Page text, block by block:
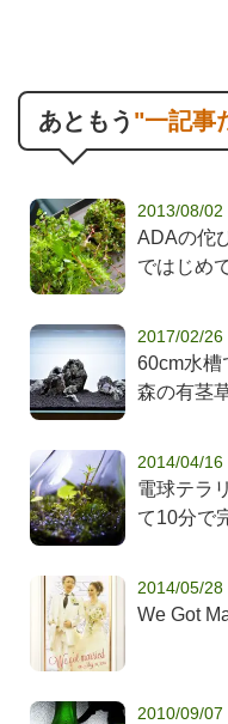
あともう "一記事
2013/08/02
ADAの佗
ではじめ
2017/02/26
60cm水槽
森の有茎
2014/04/16
電球テラ
て10分で
2014/05/28
We Got
2010/09/07